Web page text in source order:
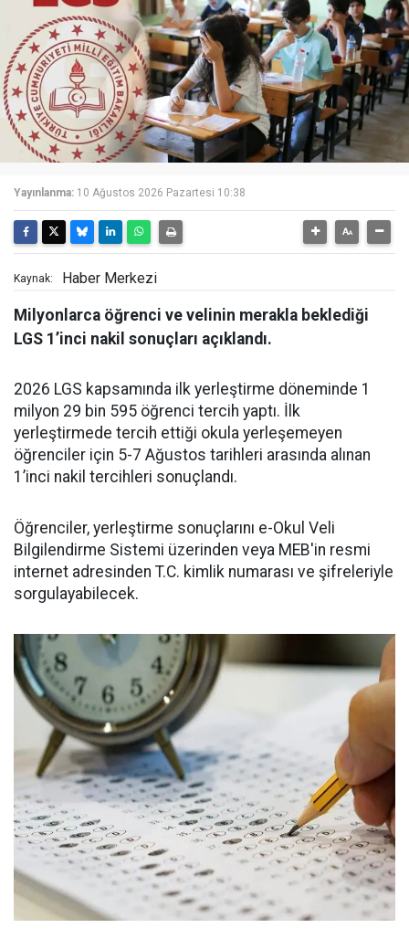
Yayınlanma: 10 Ağustos 2026 Pazartesi 10:38
Kaynak: Haber Merkezi
Milyonlarca öğrenci ve velinin merakla beklediği
LGS 1’inci nakil sonuçları açıklandı.
2026 LGS kapsamında ilk yerleştirme döneminde 1
milyon 29 bin 595 öğrenci tercih yaptı. İlk
yerleştirmede tercih ettiği okula yerleşemeyen
öğrenciler için 5-7 Ağustos tarihleri arasında alınan
1’inci nakil tercihleri sonuçlandı.
Öğrenciler, yerleştirme sonuçlarını e-Okul Veli
Bilgilendirme Sistemi üzerinden veya MEB'in resmi
internet adresinden T.C. kimlik numarası ve şifreleriyle
sorgulayabilecek.